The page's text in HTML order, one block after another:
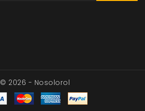
© 2026 - Nosolorol